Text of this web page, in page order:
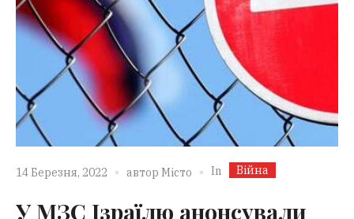
14 Березня, 2022 автор Місто In Війна
У МЗС Ізраїлю анонсували